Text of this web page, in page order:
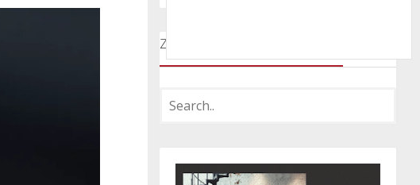
Zoeken door onze nieuwsartikelen